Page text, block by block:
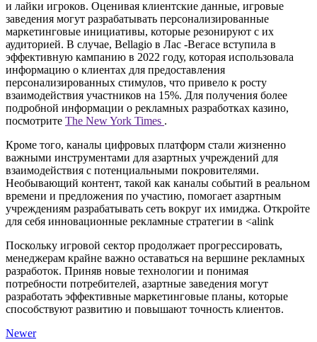
и лайки игроков. Оценивая клиентские данные, игровые
заведения могут разрабатывать персонализированные
маркетинговые инициативы, которые резонируют с их
аудиторией. В случае, Bellagio в Лас -Вегасе вступила в
эффективную кампанию в 2022 году, которая использовала
информацию о клиентах для предоставления
персонализированных стимулов, что привело к росту
взаимодействия участников на 15%. Для получения более
подробной информации о рекламных разработках казино,
посмотрите The New York Times .
Кроме того, каналы цифровых платформ стали жизненно
важными инструментами для азартных учреждений для
взаимодействия с потенциальными покровителями.
Необывающий контент, такой как каналы событий в реальном
времени и предложения по участию, помогает азартным
учреждениям разрабатывать сеть вокруг их имиджа. Откройте
для себя инновационные рекламные стратегии в <alink
Поскольку игровой сектор продолжает прогрессировать,
менеджерам крайне важно оставаться на вершине рекламных
разработок. Приняв новые технологии и понимая
потребности потребителей, азартные заведения могут
разработать эффективные маркетинговые планы, которые
способствуют развитию и повышают точность клиентов.
Newer